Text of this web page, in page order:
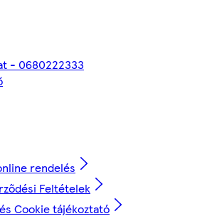
- 0680222333
rendelés
Feltételek
Cookie tájékoztató